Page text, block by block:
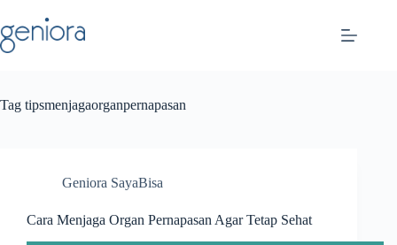
to
content
Tag tipsmenjagaorganpernapasan
Geniora SayaBisa
Cara Menjaga Organ Pernapasan Agar Tetap Sehat